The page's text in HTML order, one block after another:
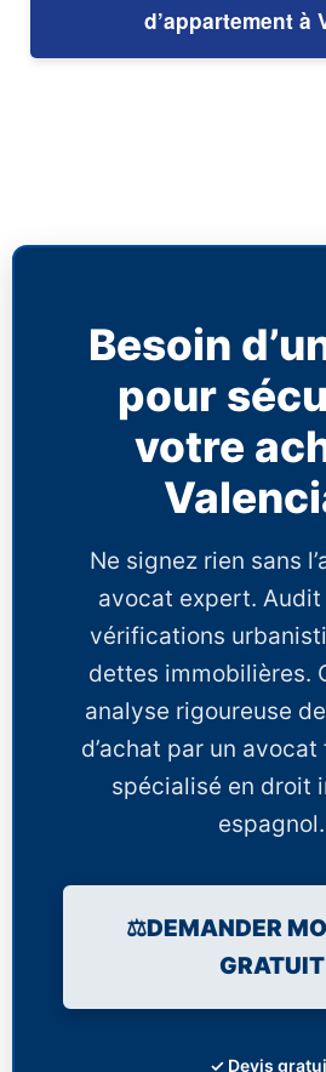
d’appartement à
Besoin
pour
votre
Ne signez rien sans
avocat expert.
vérifications
dettes immobilières.
analyse rigoureuse
d’achat par un
spécialisé en droit
espagnol.
⚖️DEMANDER
GRATUIT
✓ Devis